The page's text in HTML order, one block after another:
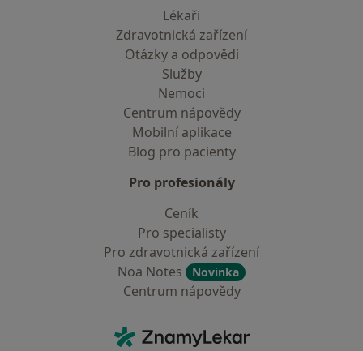
Lékaři
Zdravotnická zařízení
Otázky a odpovědi
Služby
Nemoci
Centrum nápovědy
Mobilní aplikace
Blog pro pacienty
Pro profesionály
Ceník
Pro specialisty
Pro zdravotnická zařízení
Noa Notes
Novinka
Centrum nápovědy
ZnamyLekar - Hlavní stránka